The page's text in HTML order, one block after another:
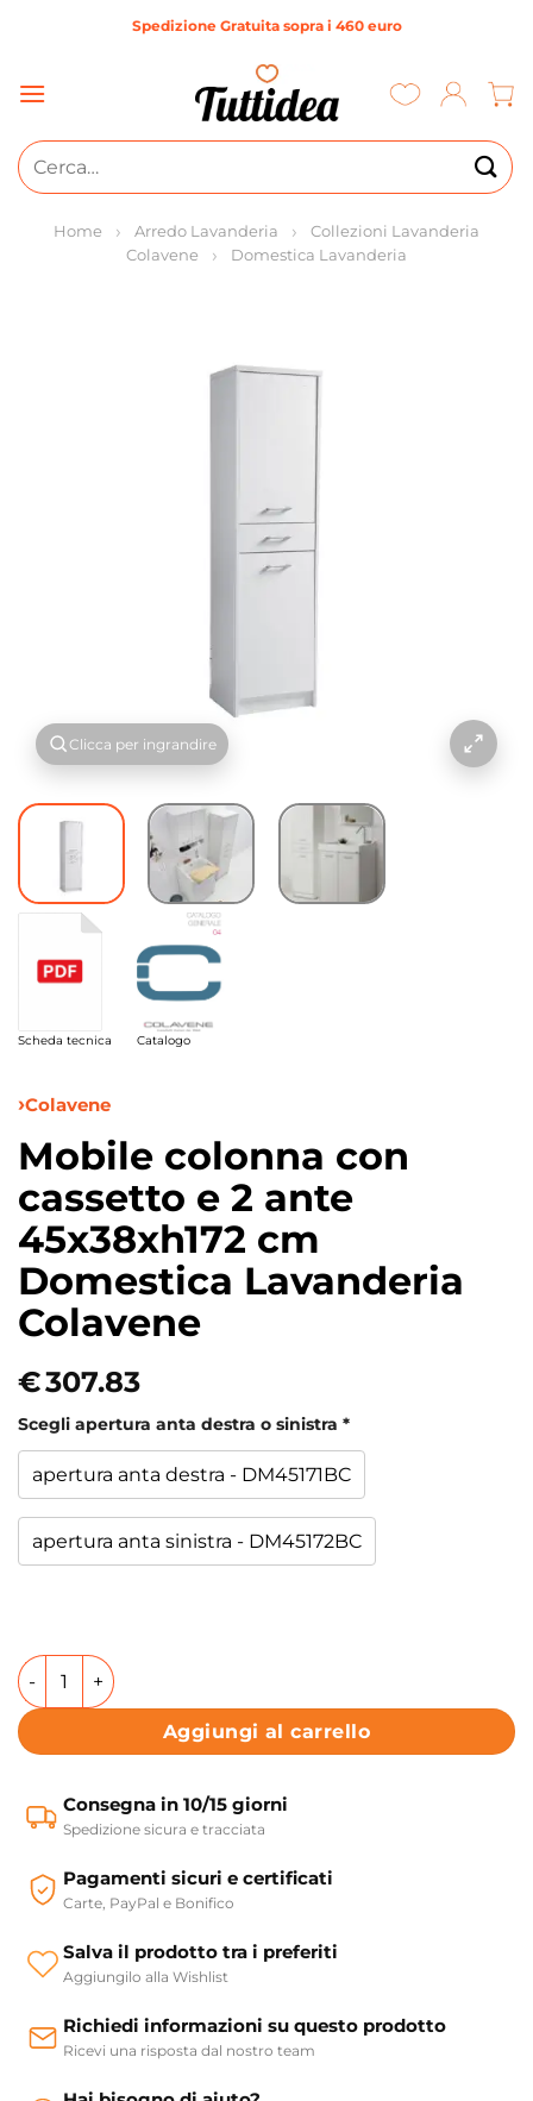
Spedizione Gratuita sopra i 460 euro
Cerca:
Home Arredo Lavanderia
Collezioni Lavanderia
Colavene
Domestica Lavanderia
Clicca per ingrandire
Scheda tecnica Catalogo
Colavene
Mobile colonna con
cassetto e 2 ante
45x38xh172 cm
Domestica Lavanderia
Colavene
€307.83
Scegli apertura anta destra o sinistra *
apertura anta destra - DM45171BC
apertura anta sinistra - DM45172BC
Mobile colonna con cassetto e 2 ante 45x38xh172 cm
Aggiungi al carrello
Consegna in 10/15 giorni
Spedizione sicura e tracciata
Pagamenti sicuri e certificati
Carte, PayPal e Bonifico
Salva il prodotto tra i preferiti
Aggiungilo alla Wishlist
Richiedi informazioni su questo prodotto
Ricevi una risposta dal nostro team